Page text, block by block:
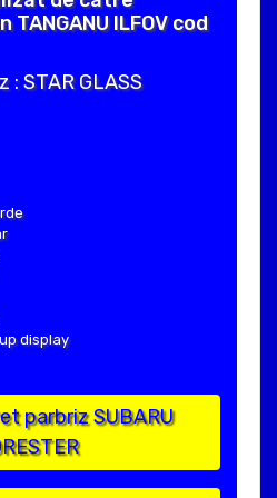
ILFOV cod
STAR GLASS
display
parbriz SUBARU